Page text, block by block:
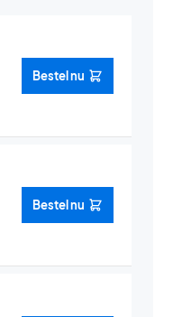
Bestel nu
Bestel nu